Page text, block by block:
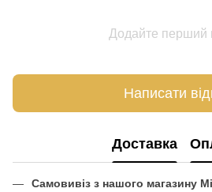
Додайте перший
Написати
Доставка
Самовивіз з нашого магазину